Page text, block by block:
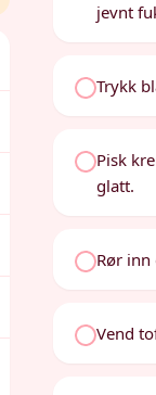
jevnt
Trykk
Pisk
glatt.
Rør
Vend